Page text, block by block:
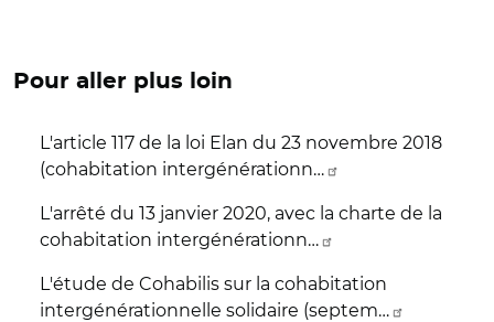
Pour aller plus loin
L'article 117 de la loi Elan du 23 novembre 2018
(cohabitation intergénérationn…
L'arrêté du 13 janvier 2020, avec la charte de la
cohabitation intergénérationn…
L'étude de Cohabilis sur la cohabitation
intergénérationnelle solidaire (septem…